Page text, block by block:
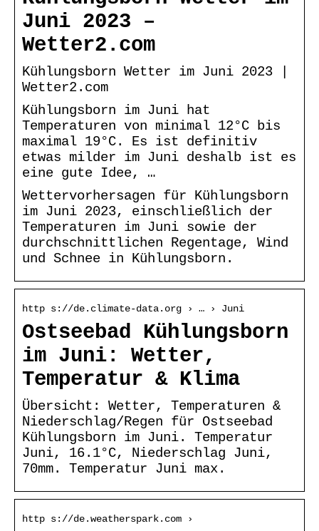
Juni 2023 –
Wetter2.com
Kühlungsborn Wetter im Juni 2023 |
Wetter2.com
Kühlungsborn im Juni hat
Temperaturen von minimal 12°C bis
maximal 19°C. Es ist definitiv
etwas milder im Juni deshalb ist es
eine gute Idee, …
Wettervorhersagen für Kühlungsborn
im Juni 2023, einschließlich der
Temperaturen im Juni sowie der
durchschnittlichen Regentage, Wind
und Schnee in Kühlungsborn.
http s://de.climate-data.org › … › Juni
Ostseebad Kühlungsborn
im Juni: Wetter,
Temperatur & Klima
Übersicht: Wetter, Temperaturen &
Niederschlag/Regen für Ostseebad
Kühlungsborn im Juni. Temperatur
Juni, 16.1°C, Niederschlag Juni,
70mm. Temperatur Juni max.
http s://de.weatherspark.com ›